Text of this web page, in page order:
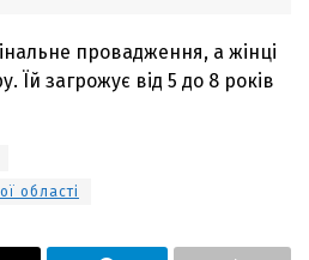
провадження, а жінці
Їй загрожує від 5 до 8 років
області